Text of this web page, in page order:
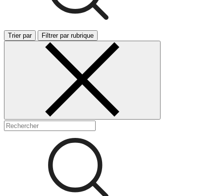
Trier par Filtrer par rubrique